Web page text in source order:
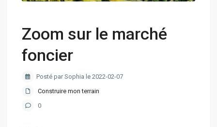
Zoom sur le marché
foncier
Posté par Sophia le 2022-02-07
Construire mon terrain
0